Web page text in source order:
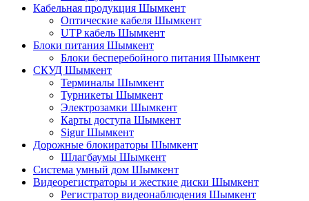
Кабельная продукция Шымкент
Оптические кабеля Шымкент
UTP кабель Шымкент
Блоки питания Шымкент
Блоки бесперебойного питания Шымкент
СКУД Шымкент
Терминалы Шымкент
Турникеты Шымкент
Электрозамки Шымкент
Карты доступа Шымкент
Sigur Шымкент
Дорожные блокираторы Шымкент
Шлагбаумы Шымкент
Система умный дом Шымкент
Видеорегистраторы и жесткие диски Шымкент
Регистратор видеонаблюдения Шымкент